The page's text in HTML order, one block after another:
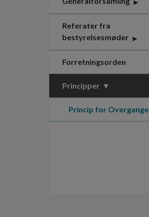
Referater fra
bestyrelsesmøder
Forretningsorden
Principper
Princip for Overgange